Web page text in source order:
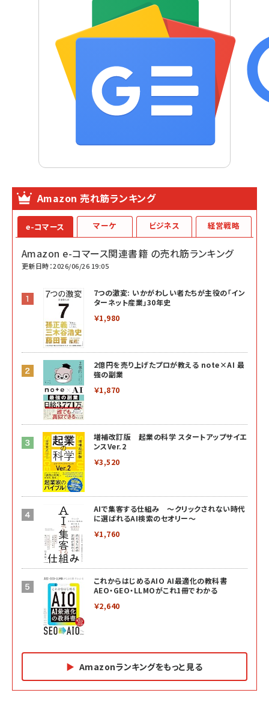
Amazon 売れ筋ランキング
e-コマース
Amazon e-コマース関連書籍 の売れ筋ランキング
更新日時：2026/06/26 19:05
7つの激変: いかがわしい者たちが主役の「イン
ターネット産業」30年史
￥1,980
2億円を売り上げたプロが教える note×AI 最
強の副業
￥1,870
増補改訂版 起業の科学 スタートアップサイエ
ンスVer.2
￥3,520
AIで集客する仕組み ～クリックされない時代
に選ばれるAI検索のセオリー～
￥1,760
これからはじめるAIO AI最適化の教科書
AEO・GEO・LLMOがこれ1冊でわかる
￥2,640
Amazonランキングをもっと見る
マーケ ビジネス 経営戦略